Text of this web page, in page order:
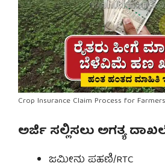
Crop Insurance Claim Process for
ಅರ್ಜಿ ಸಲ್ಲಿಸಲು ಅಗತ್ಯ
ಜಮೀನು ಪಹಣಿ/RTC